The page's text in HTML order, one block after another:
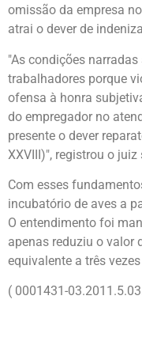
omissão da empresa
atrai o dever de
"As condições
trabalhadores porque
ofensa à honra
do empregador no
presente o dever
XXVIII)", registrou o juiz
Com esses
incubatório de aves a
O entendimento foi
apenas reduziu o valor
equivalente a três
( 0001431-